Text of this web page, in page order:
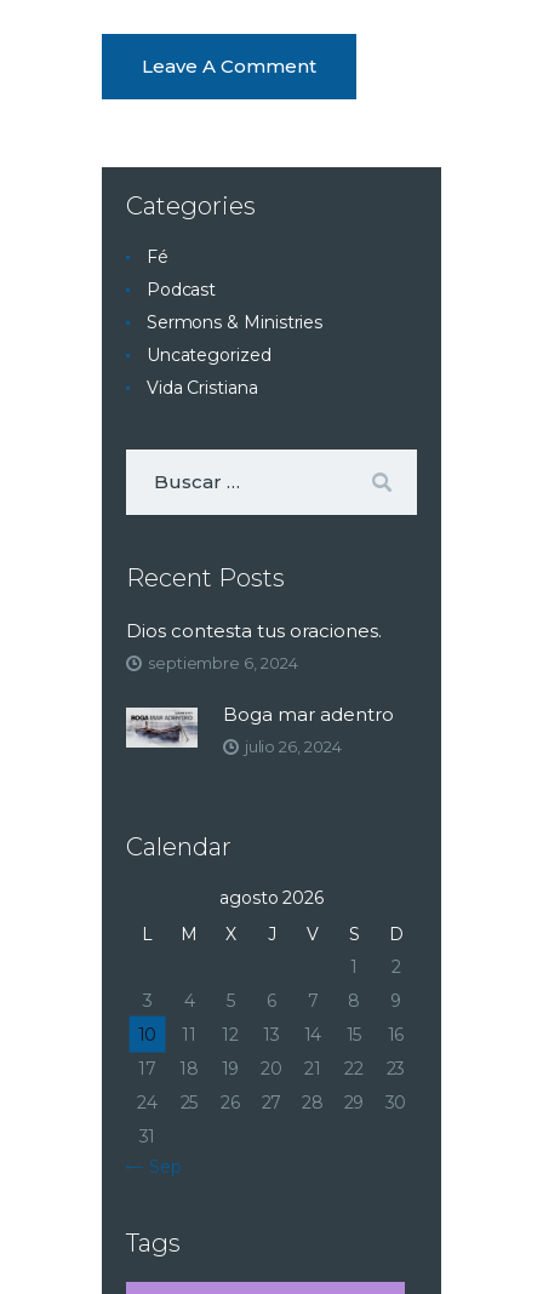
Categories
Fé
Podcast
Sermons & Ministries
Uncategorized
Vida Cristiana
Recent Posts
Dios contesta tus oraciones.
septiembre 6, 2024
Boga mar adentro
julio 26, 2024
Calendar
agosto 2026
L
M X J V S
D
1
2
3
4 5 6 7 8
9
10
11 12 13 14 15
16
17
18 19 20 21 22
23
24
25 26 27 28 29
30
31
« Sep
Tags